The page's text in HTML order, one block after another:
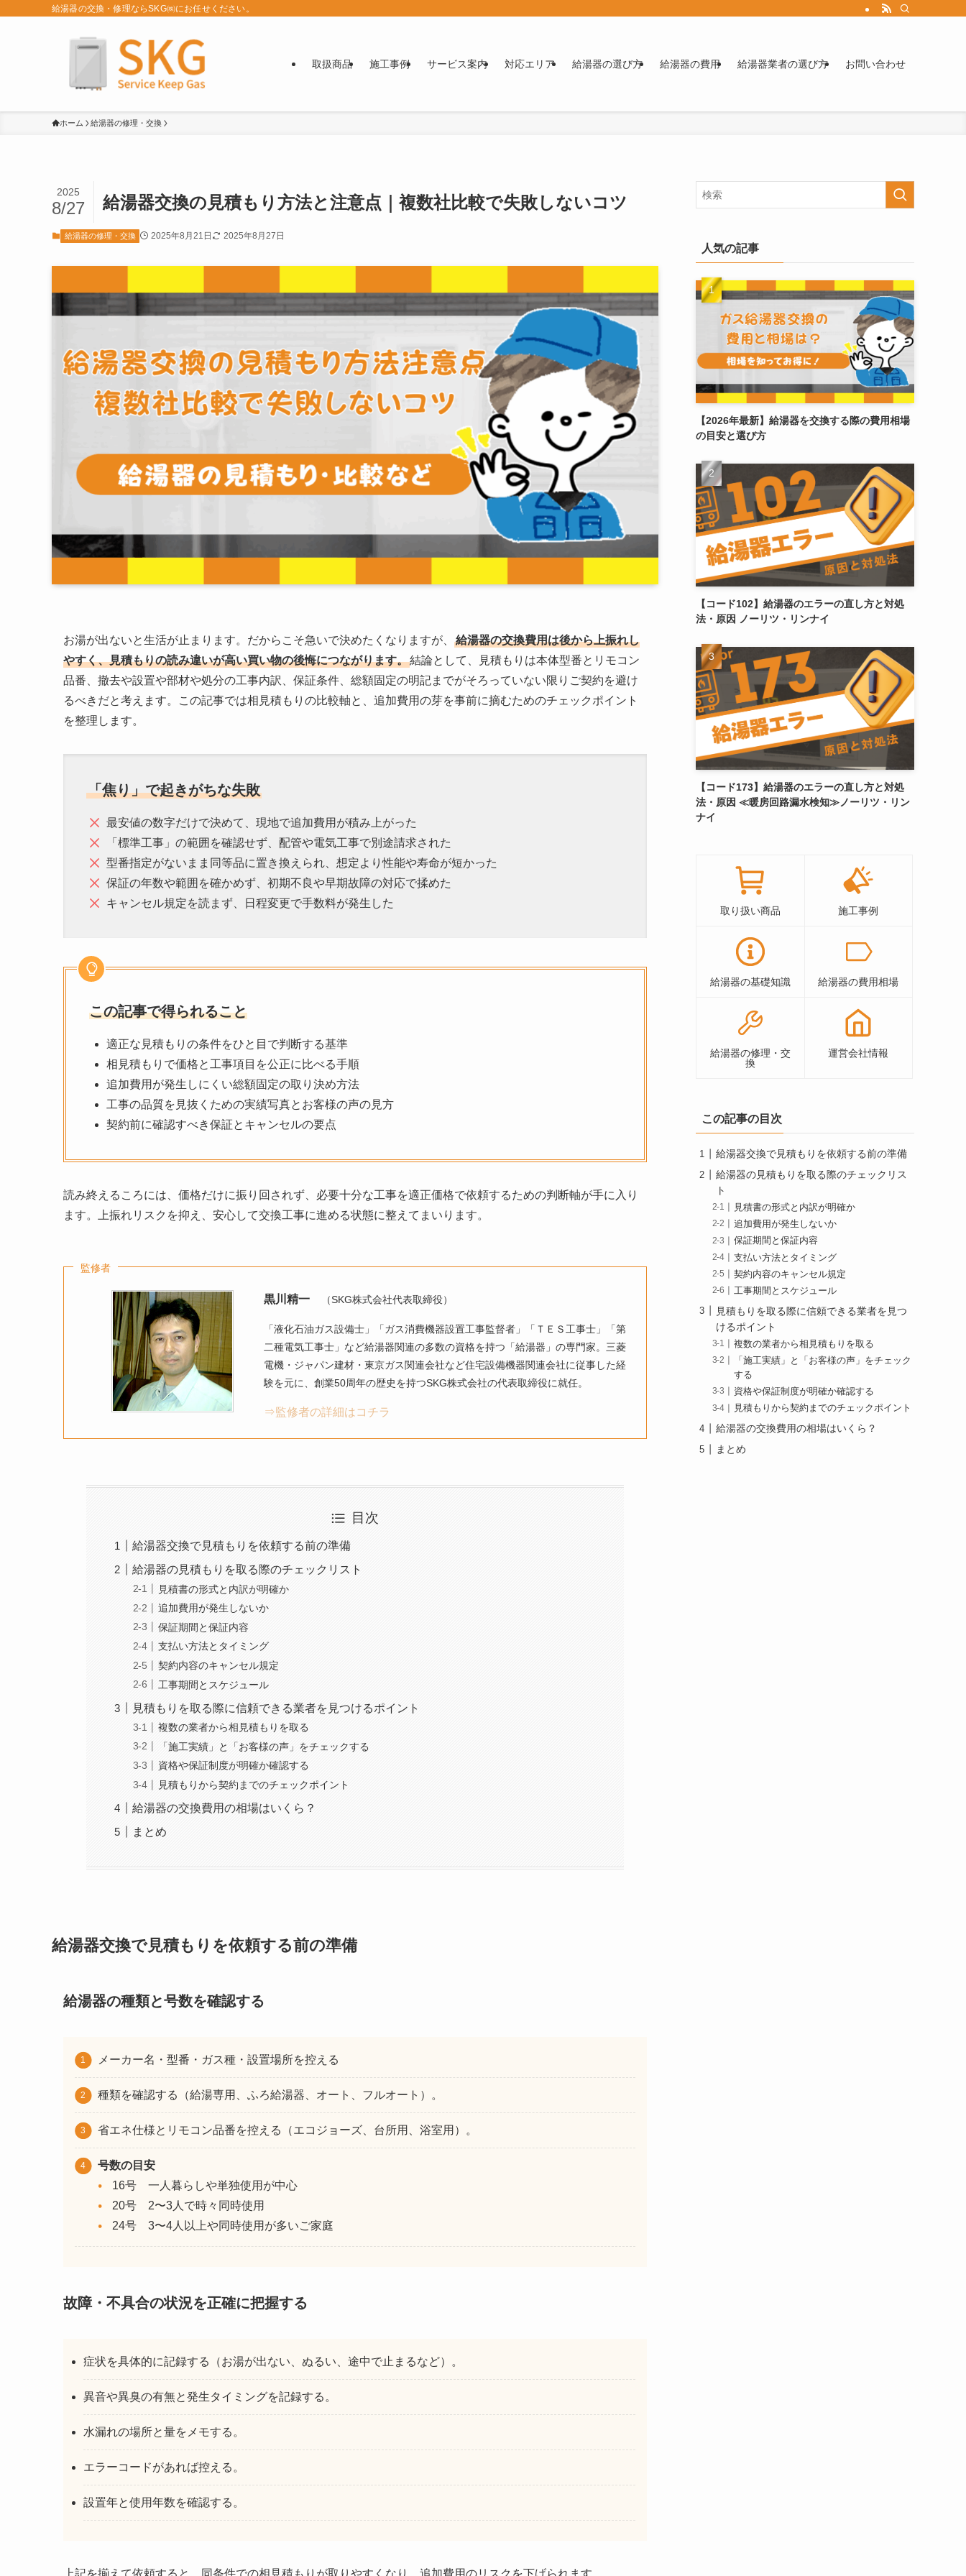
給湯器の交換・修理ならSKG㈱にお任せください。
取扱商品 施工事例 サービス案内 対応エリア 給湯器の選び方 給湯器の費用 給湯器業者の選び方 お問い合わせ
ホーム 給湯器の修理・交換
給湯器交換の見積もり方法と注意点｜複数社比較で失敗しないコツ
2025
8/27
給湯器の修理・交換 2025年8月21日 2025年8月27日
お湯が出ないと生活が止まります。だからこそ急いで決めたくなりますが、
給湯器の交換費用は後から上振れし
やすく、見積もりの読み違いが高い買い物の後悔につながります。結論として、見積もりは本体型番とリモコン
品番、撤去や設置や部材や処分の工事内訳、保証条件、総額固定の明記までがそろっていない限りご契約を避け
るべきだと考えます。この記事では相見積もりの比較軸と、追加費用の芽を事前に摘むためのチェックポイント
を整理します。
「焦り」で起きがちな失敗
最安値の数字だけで決めて、現地で追加費用が積み上がった
「標準工事」の範囲を確認せず、配管や電気工事で別途請求された
型番指定がないまま同等品に置き換えられ、想定より性能や寿命が短かった
保証の年数や範囲を確かめず、初期不良や早期故障の対応で揉めた
キャンセル規定を読まず、日程変更で手数料が発生した
この記事で得られること
適正な見積もりの条件をひと目で判断する基準
相見積もりで価格と工事項目を公正に比べる手順
追加費用が発生しにくい総額固定の取り決め方法
工事の品質を見抜くための実績写真とお客様の声の見方
契約前に確認すべき保証とキャンセルの要点
読み終えるころには、価格だけに振り回されず、必要十分な工事を適正価格で依頼するための判断軸が手に入り
ます。上振れリスクを抑え、安心して交換工事に進める状態に整えてまいります。
監修者
黒川精一 （SKG株式会社代表取締役）
「液化石油ガス設備士」「ガス消費機器設置工事監督者」「ＴＥＳ工事士」「第
二種電気工事士」など給湯器関連の多数の資格を持つ「給湯器」の専門家。三菱
電機・ジャパン建材・東京ガス関連会社など住宅設備機器関連会社に従事した経
験を元に、創業50周年の歴史を持つSKG株式会社の代表取締役に就任。
⇒監修者の詳細はコチラ
目次
給湯器交換で見積もりを依頼する前の準備
給湯器の見積もりを取る際のチェックリスト
見積書の形式と内訳が明確か
追加費用が発生しないか
保証期間と保証内容
支払い方法とタイミング
契約内容のキャンセル規定
工事期間とスケジュール
見積もりを取る際に信頼できる業者を見つけるポイント
複数の業者から相見積もりを取る
「施工実績」と「お客様の声」をチェックする
資格や保証制度が明確か確認する
見積もりから契約までのチェックポイント
給湯器の交換費用の相場はいくら？
まとめ
給湯器交換で見積もりを依頼する前の準備
給湯器の種類と号数を確認する
メーカー名・型番・ガス種・設置場所を控える
種類を確認する（給湯専用、ふろ給湯器、オート、フルオート）。
省エネ仕様とリモコン品番を控える（エコジョーズ、台所用、浴室用）。
号数の目安
16号 一人暮らしや単独使用が中心
20号 2〜3人で時々同時使用
24号 3〜4人以上や同時使用が多いご家庭
故障・不具合の状況を正確に把握する
症状を具体的に記録する（お湯が出ない、ぬるい、途中で止まるなど）。
異音や異臭の有無と発生タイミングを記録する。
水漏れの場所と量をメモする。
エラーコードがあれば控える。
設置年と使用年数を確認する。
人気の記事
【2026年最新】給湯器を交換する際の費用相場
の目安と選び方
【コード102】給湯器のエラーの直し方と対処
法・原因 ノーリツ・リンナイ
【コード173】給湯器のエラーの直し方と対処
法・原因 ≪暖房回路漏水検知≫ノーリツ・リン
ナイ
取り扱い商品 施工事例
給湯器の基礎知識 給湯器の費用相場
給湯器の修理・交
換
運営会社情報
この記事の目次
給湯器交換で見積もりを依頼する前の準備
給湯器の見積もりを取る際のチェックリス
ト
見積書の形式と内訳が明確か
追加費用が発生しないか
保証期間と保証内容
支払い方法とタイミング
契約内容のキャンセル規定
工事期間とスケジュール
見積もりを取る際に信頼できる業者を見つ
けるポイント
複数の業者から相見積もりを取る
「施工実績」と「お客様の声」をチェック
する
資格や保証制度が明確か確認する
見積もりから契約までのチェックポイント
給湯器の交換費用の相場はいくら？
まとめ